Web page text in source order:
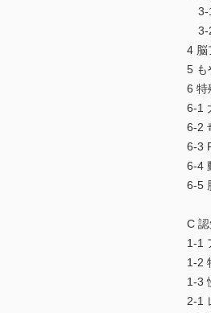
3-
3-
4 脳
5 も
6 特
6-1
6-2
6-3
6-4
6-5
C
1-1
1-2
1-3
2-1